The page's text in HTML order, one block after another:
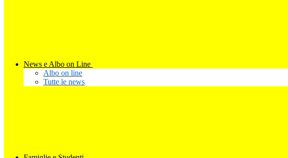
News e Albo on Line
Albo on line
Tutte le news